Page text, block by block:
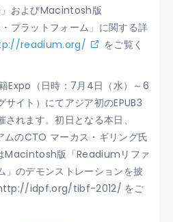
」およびMacintosh版
プラットフォーム」に関する詳
readium.org/
をご覧く
Expo（日時：7月4日（水）～6
イト）にてアジア初のEPUB3
れます。初日となる本日、
ムのCTO マーカス・ギリング氏
Macintosh版「Readiumリファ
」のデモンストレーションを披
http://idpf.org/tibf-2012/ をご